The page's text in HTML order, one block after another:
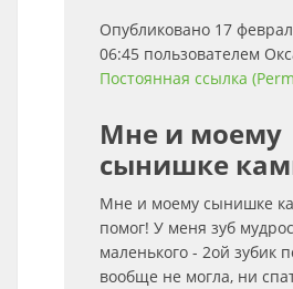
Опубликовано 17
06:45 пользователем
Постоянная ссылка
Мне и моему
сынишке
Мне и моему сынишке
помог! У меня зуб
маленького - 2ой зубик
вообще не могла, ни